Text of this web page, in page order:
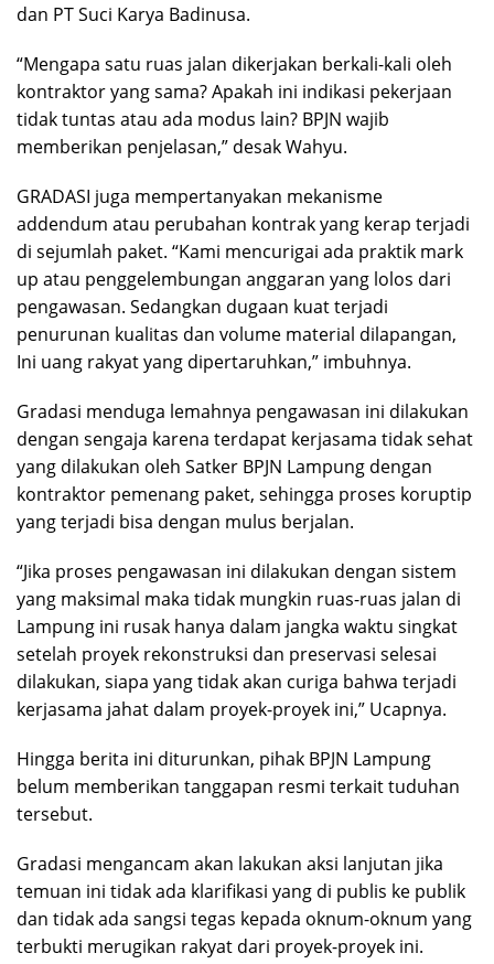
dan PT Suci Karya Badinusa.
“Mengapa satu ruas jalan dikerjakan berkali-kali oleh
kontraktor yang sama? Apakah ini indikasi pekerjaan
tidak tuntas atau ada modus lain? BPJN wajib
memberikan penjelasan,” desak Wahyu.
GRADASI juga mempertanyakan mekanisme
addendum atau perubahan kontrak yang kerap terjadi
di sejumlah paket. “Kami mencurigai ada praktik mark
up atau penggelembungan anggaran yang lolos dari
pengawasan. Sedangkan dugaan kuat terjadi
penurunan kualitas dan volume material dilapangan,
Ini uang rakyat yang dipertaruhkan,” imbuhnya.
Gradasi menduga lemahnya pengawasan ini dilakukan
dengan sengaja karena terdapat kerjasama tidak sehat
yang dilakukan oleh Satker BPJN Lampung dengan
kontraktor pemenang paket, sehingga proses koruptip
yang terjadi bisa dengan mulus berjalan.
“Jika proses pengawasan ini dilakukan dengan sistem
yang maksimal maka tidak mungkin ruas-ruas jalan di
Lampung ini rusak hanya dalam jangka waktu singkat
setelah proyek rekonstruksi dan preservasi selesai
dilakukan, siapa yang tidak akan curiga bahwa terjadi
kerjasama jahat dalam proyek-proyek ini,” Ucapnya.
Hingga berita ini diturunkan, pihak BPJN Lampung
belum memberikan tanggapan resmi terkait tuduhan
tersebut.
Gradasi mengancam akan lakukan aksi lanjutan jika
temuan ini tidak ada klarifikasi yang di publis ke publik
dan tidak ada sangsi tegas kepada oknum-oknum yang
terbukti merugikan rakyat dari proyek-proyek ini.